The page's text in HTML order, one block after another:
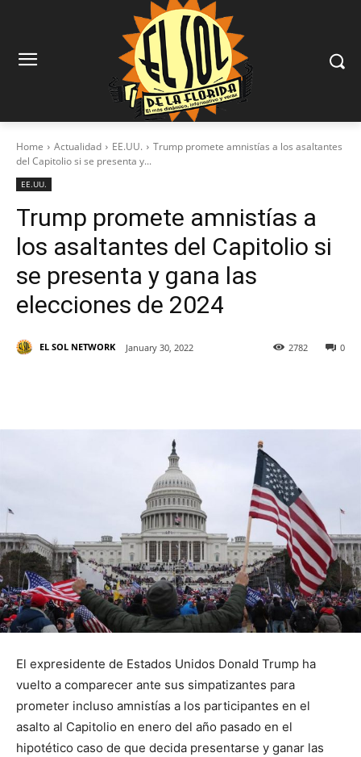
Home Actualidad EE.UU.
Trump promete amnistías a los asaltantes
del Capitolio si se presenta y...
EE.UU.
Trump promete amnistías a
los asaltantes del Capitolio si
se presenta y gana las
elecciones de 2024
EL SOL NETWORK January 30, 2022 0
2782
El expresidente de Estados Unidos Donald Trump ha
vuelto a comparecer ante sus simpatizantes para
prometer incluso amnistías a los participantes en el
asalto al Capitolio en enero del año pasado en el
hipotético caso de que decida presentarse y ganar las